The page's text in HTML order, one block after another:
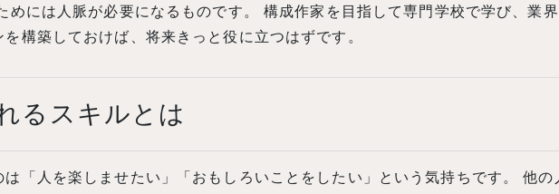
めには人脈が必要になるものです。 構成作家を目指して専門学校で学び、業
構築しておけば、将来きっと役に立つはずです。
るスキルとは
「人を楽しませたい」「おもしろいことをしたい」という気持ちです。 他の